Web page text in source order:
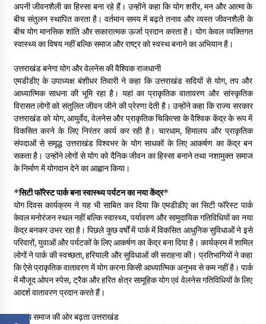
अपनी जीवनशैली का हिस्सा बना रहे हैं। उन्होंने कहा कि योग शरीर, मन और आत्मा के
बीच संतुलन स्थापित करता है। वर्तमान समय में बढ़ते तनाव और व्यस्त जीवनशैली के
बीच योग मानसिक शांति और सकारात्मक ऊर्जा प्रदान करता है। योग केवल व्यक्तिगत
स्वास्थ्य का विषय नहीं बल्कि समाज और राष्ट्र को स्वस्थ बनाने का अभियान है।
उत्तराखंड बनेगा योग और वेलनेस की वैश्विक राजधानी
एमडीडीए के उपाध्यक्ष बंशीधर तिवारी ने कहा कि उत्तराखंड सदियों से योग, तप और
आध्यात्मिक साधना की भूमि रहा है। यहां का प्राकृतिक वातावरण और सांस्कृतिक
विरासत लोगों को संतुलित जीवन जीने की प्रेरणा देती है। उन्होंने कहा कि राज्य सरकार
उत्तराखंड को योग, आयुर्वेद, वेलनेस और प्राकृतिक चिकित्सा के वैश्विक केंद्र के रूप में
विकसित करने के लिए निरंतर कार्य कर रही है। चारधाम, हिमालय और प्राकृतिक
संपदाओं से समृद्ध उत्तराखंड विश्वभर के योग साधकों के लिए आकर्षण का केंद्र बन
सकता है। उन्होंने लोगों से योग को दैनिक जीवन का हिस्सा बनाने तथा नशामुक्त समाज
के निर्माण में योगदान देने का आह्वान किया।
*सिटी फॉरेस्ट पार्क बना स्वास्थ्य पर्यटन का नया केंद्र*
योग दिवस कार्यक्रम ने यह भी साबित कर दिया कि एमडीडीए का सिटी फॉरेस्ट पार्क
केवल मनोरंजन स्थल नहीं बल्कि स्वास्थ्य, पर्यावरण और सामुदायिक गतिविधियों का नया
केंद्र बनकर उभर रहा है। पिछले कुछ वर्षों में पार्क में विकसित आधुनिक सुविधाओं ने इसे
परिवारों, युवाओं और पर्यटकों के लिए आकर्षण का केंद्र बना दिया है। कार्यक्रम में शामिल
लोगों ने पार्क की स्वच्छता, हरियाली और सुविधाओं की सराहना की। प्रतिभागियों ने कहा
कि ऐसे प्राकृतिक वातावरण में योग करना किसी आध्यात्मिक अनुभव से कम नहीं है। पार्क
में मौजूद ओपन स्पेस, ट्रैक और हरित क्षेत्र सामूहिक योग एवं वेलनेस गतिविधियों के लिए
आदर्श वातावरण प्रदान करते हैं।
स्वस्थ समाज की ओर बढ़ता उत्तराखंड